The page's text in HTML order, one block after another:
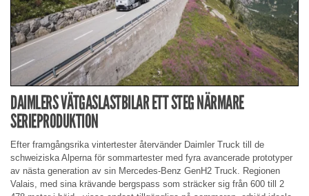
DAIMLERS VÄTGASLASTBILAR ETT STEG NÄRMARE
SERIEPRODUKTION
Efter framgångsrika vintertester återvänder Daimler Truck till de
schweiziska Alperna för sommartester med fyra avancerade prototyper
av nästa generation av sin Mercedes-Benz GenH2 Truck. Regionen
Valais, med sina krävande bergspass som sträcker sig från 600 till 2